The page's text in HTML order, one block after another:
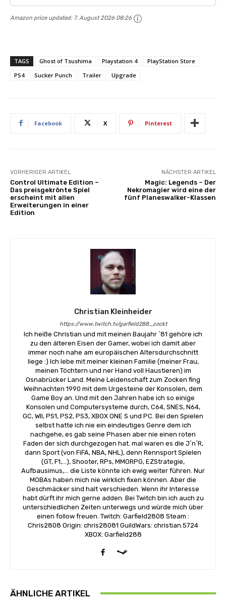
Amazon price updated: 7. August 2026 08:26
TAGS Ghost of Tsushima Playstation 4
PlayStation Store
PS4
Sucker Punch Trailer Upgrade
Facebook X Pinterest
VORHERIGER ARTIKEL
Control Ultimate Edition –
Das preisgekrönte Spiel
erscheint mit allen
Erweiterungen in einer
Edition
NÄCHSTER ARTIKEL
Magic: Legends – Der
Nekromagier wird eine der
fünf Planeswalker-Klassen
Christian Kleinheider
https://www.twitch.tv/garfield288_zockt
Ich heiße Christian und mit meinen Baujahr ´81 gehöre ich
zu den älteren Eisen der Gamer, wobei ich damit aber
immer noch nahe am europäischen Altersdurchschnitt
liege :) Ich lebe mit meiner kleinen Familie (meiner Frau,
meinen Töchtern und ner Hand voll Haustieren) im
Osnabrücker Land. Meine Leidenschaft zum Zocken fing
Weihnachten 1990 mit dem Urgesteine der Konsolen, dem
Game Boy an. Und mit den Jahren habe ich so einige
Konsolen und Computersysteme durch, C64, SNES, N64,
GC, WII, PS1, PS2, PS3, XBOX ONE S und PC. Bei den Spielen
selbst hatte ich nie ein eindeutiges Genre dem ich
nachgehe, es gab seine Phasen aber nie einen roten
Faden der sich durchgezogen hat. mal waren es die J´n´R,
dann Sport (von FiFA, NBA, NHL), denn Rennsport Spielen
(GT, F1,...), Shooter, RPs, MMORPG, EZStrategie,
Aufbausimus,... die Liste könnte ich ewig weiter führen. Nur
MOBAs haben mich nie wirklich fixen können. Aber die
Geschmäcker sind halt verschieden. Wenn ihr Interesse
habt dürft ihr mich gerne adden. Bei Twitch bin ich auch zu
unterschiedlichen Zeiten unterwegs und würde mich über
einen follow freuen. Twitch: Garfield2808 Steam :
Chris2808 Origin: chris28081 GuildWars: christian.5724
XBOX: Garfield288
ÄHNLICHE ARTIKEL